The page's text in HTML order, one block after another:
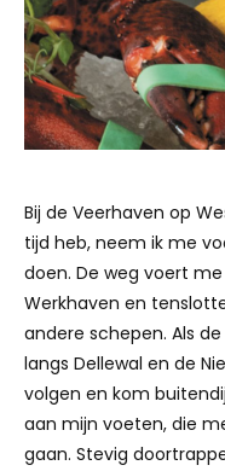
Bij de Veerhaven op
tijd heb, neem ik me
doen. De weg voert
Werkhaven en
andere schepen. Als
langs Dellewal en de
volgen en kom
aan mijn voeten, die
gaan. Stevig